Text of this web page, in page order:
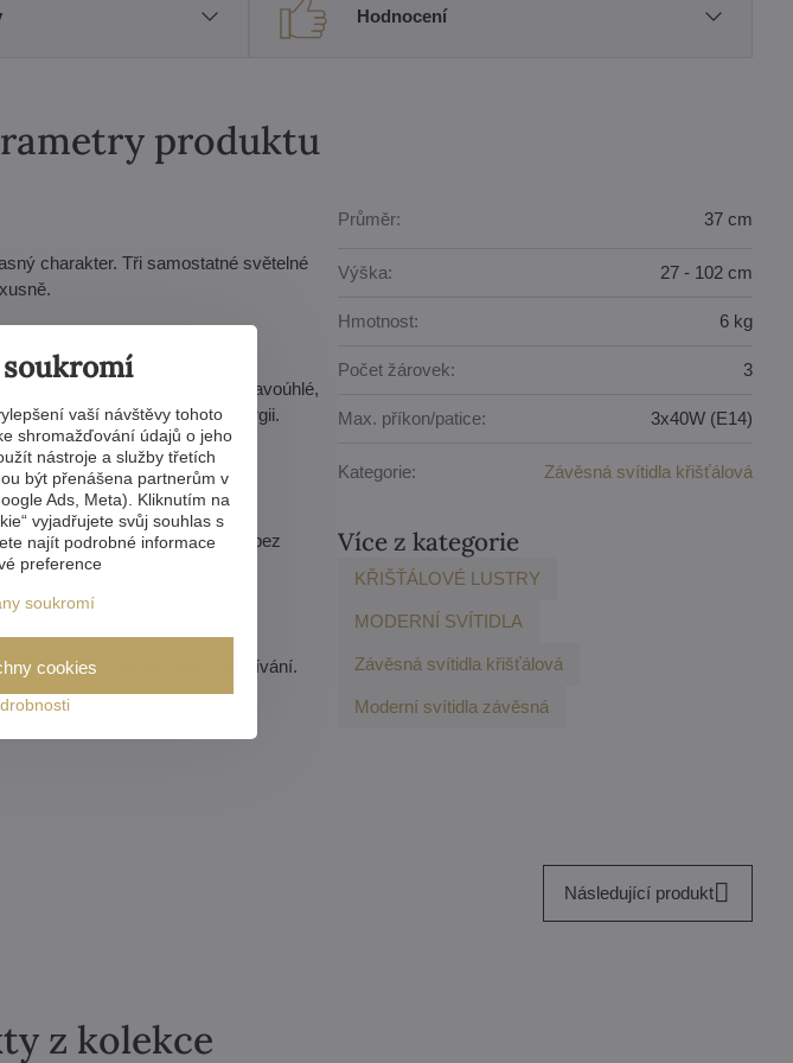
Hodnocení
produktu
charakter. Tři samostatné světelné
rozehrává český křišťál. Pravoúhlé,
a zároveň mu dodají energii.
funguje nad jídelním stolem,
rovnoměrné osvětlení bez
vzhled po letech používání.
Průměr: 37 cm
Výška: 27 - 102 cm
Hmotnost: 6 kg
Počet žárovek: 3
Max. příkon/patice: 3x40W (E14)
Kategorie: Závěsná svítidla křišťálová
Více z kategorie
KŘIŠŤÁLOVÉ LUSTRY
MODERNÍ SVÍTIDLA
Závěsná svítidla křišťálová
Moderní svítidla závěsná
Následující produkt
z kolekce
vaší návštěvy tohoto
shromažďování údajů o jeho
nástroje a služby třetích
být přenášena partnerům v
Ads, Meta). Kliknutím na
vyjadřujete svůj souhlas s
najít podrobné informace
preference
soukromí
cookies